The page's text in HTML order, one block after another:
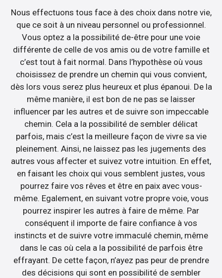
Nous effectuons tous face à des choix dans notre vie,
que ce soit à un niveau personnel ou professionnel.
Vous optez a la possibilité de-être pour une voie
différente de celle de vos amis ou de votre famille et
c’est tout à fait normal. Dans l’hypothèse où vous
choisissez de prendre un chemin qui vous convient,
dès lors vous serez plus heureux et plus épanoui. De la
même manière, il est bon de ne pas se laisser
influencer par les autres et de suivre son impeccable
chemin. Cela a la possibilité de sembler délicat
parfois, mais c’est la meilleure façon de vivre sa vie
pleinement. Ainsi, ne laissez pas les jugements des
autres vous affecter et suivez votre intuition. En effet,
en faisant les choix qui vous semblent justes, vous
pourrez faire vos rêves et être en paix avec vous-
même. Egalement, en suivant votre propre voie, vous
pourrez inspirer les autres à faire de même. Par
conséquent il importe de faire confiance à vos
instincts et de suivre votre immaculé chemin, même
dans le cas où cela a la possibilité de parfois être
effrayant. De cette façon, n’ayez pas peur de prendre
des décisions qui sont en possibilité de sembler